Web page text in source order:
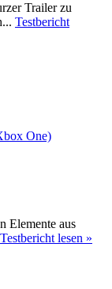
Trailer zu
Testbericht
Elemente aus
Testbericht lesen »